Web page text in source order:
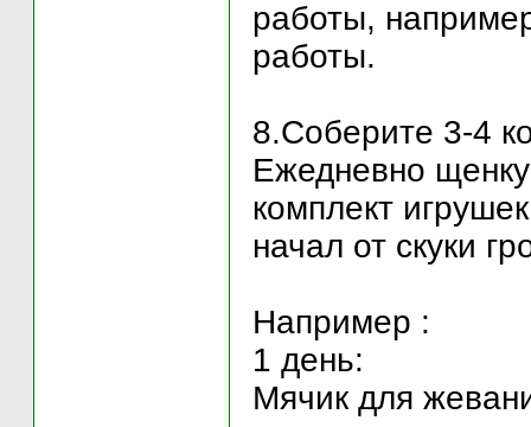
работы,
работы.
8.Соберите 3-4
Ежедневно
комплект
начал от скуки
Например :
1 день:
Мячик для